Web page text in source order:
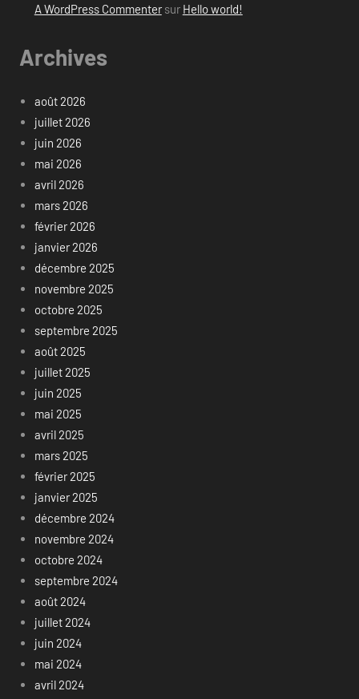
A WordPress Commentersur Hello world!
Archives
août 2026
juillet 2026
juin 2026
mai 2026
avril 2026
mars 2026
février 2026
janvier 2026
décembre 2025
novembre 2025
octobre 2025
septembre 2025
août 2025
juillet 2025
juin 2025
mai 2025
avril 2025
mars 2025
février 2025
janvier 2025
décembre 2024
novembre 2024
octobre 2024
septembre 2024
août 2024
juillet 2024
juin 2024
mai 2024
avril 2024